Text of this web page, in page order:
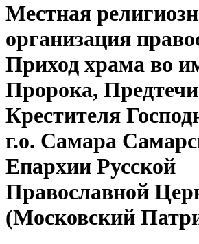
Местная
организация
Приход храма во
Пророка,
Крестителя
г.о. Самара
Епархии Русской
Православной
(Московский